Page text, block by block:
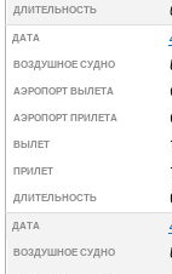
ДЛИТЕЛЬНОСТЬ
ДАТА
ВОЗДУШНОЕ СУДНО
АЭРОПОРТ ВЫЛЕТА
АЭРОПОРТ ПРИЛЕТА
ВЫЛЕТ
ПРИЛЕТ
ДЛИТЕЛЬНОСТЬ
ДАТА
ВОЗДУШНОЕ СУДНО